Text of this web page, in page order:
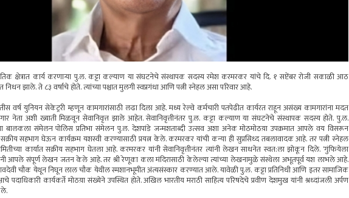
क्षेत्रात कार्य करणाऱ्या पु.ल. कट्टा कल्याण या संघटनेचे संस्थापक सदस्य रमेश करमरकर यांचे दि. १ सप्टेंबर रोजी सकाळी आठ
निधन झाले. ते ८३ वर्षाचे होते. त्यांच्या पश्चात मुलगी स्वप्नगंधा आणि पत्नी स्नेहल असा परिवार आहे.
वर्ष युनियन सेकेट्ररी म्हणून कामगारांसाठी लढा दिला आहे. मध्य रेल्वे कर्मचारी पतपेढीत कार्यरत राहून असंख्य कामगारांना मदत
नेता अशी ख्याती मिळवून सेवानिवृत्त झाले आहेत. सेवानिवृत्तीनंतर पु.ल. कट्टा कल्याण या संघटनेचे संस्थापक सदस्य होते. पु.ल.
बालकला संमेलन पोलिस प्रतिभा संमेलन पु.ल. देशपांडे जन्मशताब्दी उत्सव अशा अनेक मोठमोठय़ा उपक्रमात आपले वय विसरून
सक्रीय सहभाग घेऊन कार्यक्रम यशस्वी करण्यासाठी प्रयत्न केले. करमरकर यांची कन्या ही सुप्रसिध्द तबलावादक आहे. तर पत्नी स्नेहल
कार्यात सक्रीय सहभाग घेतला आहे. करमरकर यांनी सेवानिवृत्तीनंतर त्यांनी लेखन साधनेत स्वत:ला झोकून दिले. ‘गुंफियेला
आपले संपूर्ण लेखन जतन केले आहे. तर श्री रेणूका कला मंदिरासाठी केलेल्या त्यांच्या लेखनामुळे संस्थेला अभूतपूर्व यश लाभले आहे.
चौक येथून निघून लाल चौक येथील स्मशानभूमीत अंत्यसंस्कार करण्यात आले. यावेळी पु.ल. कट्टा प्रतिनिधी आणि इतर सामाजिक
पदाधिकारी कार्यकर्ते मोठय़ा संख्येने उपस्थित होते. अखिल भारतीय मराठी साहित्य परिषदेचे प्रवीण देशमुख यांनी श्रध्दांजली अर्पण